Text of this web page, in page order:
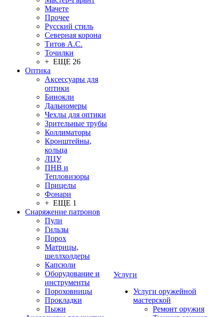
Мачете
Прочее
Русский стиль
Северная корона
Титов А.С.
Точилки
+ ЕЩЕ 26
Оптика
Аксессуары для
оптики
Бинокли
Дальномеры
Чехлы для оптики
Зрительные трубы
Коллиматоры
Кронштейны,
кольца
ЛЦУ
ПНВ и
Тепловизоры
Прицелы
Фонари
+ ЕЩЕ 1
Снаряжение патронов
Пули
Гильзы
Порох
Матрицы,
шеллхолдеры
Капсюли
Оборудование и
инструменты
Пороховницы
Прокладки
Пыжи
Услуги
Услуги оружейной
мастерской
Ремонт оружия